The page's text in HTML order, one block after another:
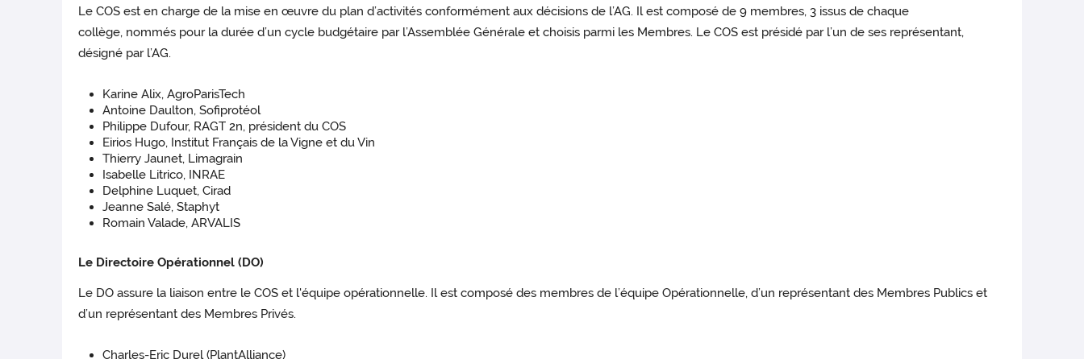
Le COS est en charge de la mise en œuvre du plan d’activités conformément aux décisions de l’AG. Il est composé de 9 membres, 3 issus de chaque
collège, nommés pour la durée d’un cycle budgétaire par l’Assemblée Générale et choisis parmi les Membres. Le COS est présidé par l’un de ses représentant,
désigné par l’AG.
Karine Alix, AgroParisTech
Antoine Daulton, Sofiprotéol
Philippe Dufour, RAGT 2n, président du COS
Eirios Hugo, Institut Français de la Vigne et du Vin
Thierry Jaunet, Limagrain
Isabelle Litrico, INRAE
Delphine Luquet, Cirad
Jeanne Salé, Staphyt
Romain Valade, ARVALIS
Le Directoire Opérationnel (DO)
Le DO assure la liaison entre le COS et l'équipe opérationnelle. Il est composé des membres de l’équipe Opérationnelle, d’un représentant des Membres Publics et
d’un représentant des Membres Privés.
Charles-Eric Durel (PlantAlliance)